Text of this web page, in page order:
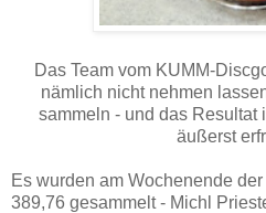
Das Team vom KUMM-
nämlich nicht nehmen
sammeln - und das Resultat
äußerst
Es wurden am Wochenende
389,76 gesammelt - Michl